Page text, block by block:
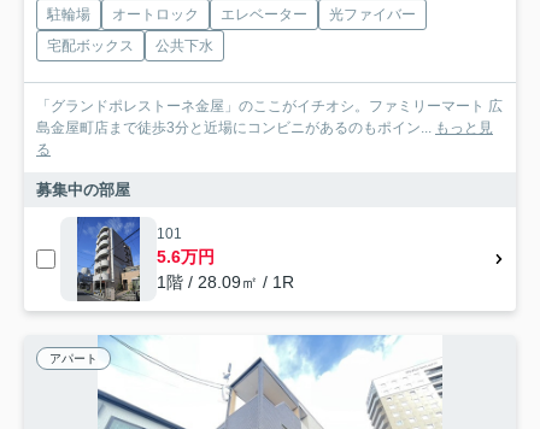
駐輪場 オートロック エレベーター
光ファイバー
宅配ボックス
公共下水
「グランドポレストーネ金屋」のここがイチオシ。ファミリーマート 広
島金屋町店まで徒歩3分と近場にコンビニがあるのもポイン... もっと見
る
募集中の部屋
101
5.6万円
1階 / 28.09㎡ / 1R
アパート